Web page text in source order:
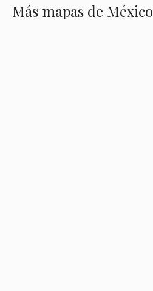
Más mapas de México